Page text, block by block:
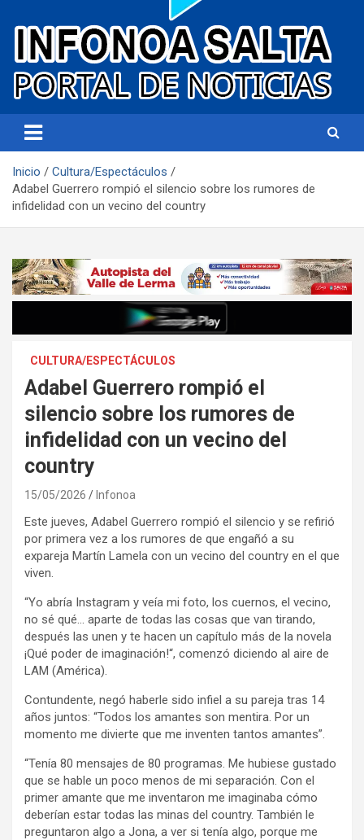
Infonoa Salta
Inicio
Cultura/Espectáculos
Adabel Guerrero rompió el silencio sobre los rumores de
infidelidad con un vecino del country
CULTURA/ESPECTÁCULOS
Adabel Guerrero rompió el
silencio sobre los rumores de
infidelidad con un vecino del
country
15/05/2026 Infonoa
Este jueves, Adabel Guerrero rompió el silencio y se refirió
por primera vez a los rumores de que engañó a su
expareja Martín Lamela con un vecino del country en el que
viven.
“Yo abría Instagram y veía mi foto, los cuernos, el vecino,
no sé qué… aparte de todas las cosas que van tirando,
después las unen y te hacen un capítulo más de la novela
¡Qué poder de imaginación!“, comenzó diciendo al aire de
LAM (América).
Contundente, negó haberle sido infiel a su pareja tras 14
años juntos: “Todos los amantes son mentira. Por un
momento me divierte que me inventen tantos amantes”.
“Tenía 80 mensajes de 80 programas. Me hubiese gustado
que se hable un poco menos de mi separación. Con el
primer amante que me inventaron me imaginaba cómo
deberían estar todas las minas del country. También le
preguntaron algo a Jona, a ver si tenía algo, porque me